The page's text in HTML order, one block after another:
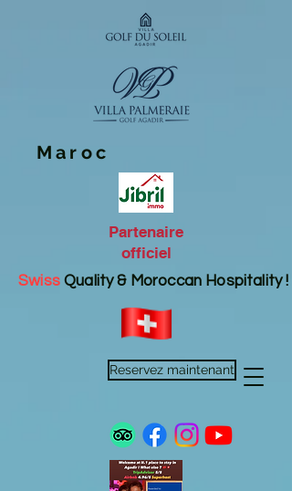
Maroc
Partenaire
officiel
SwissQuality & Moroccan Hospitality !
Reservez maintenant